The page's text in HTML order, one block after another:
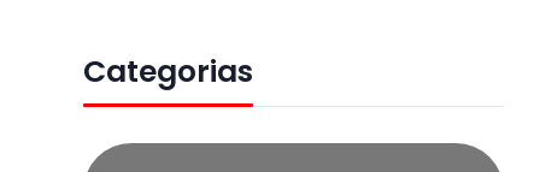
Categorias